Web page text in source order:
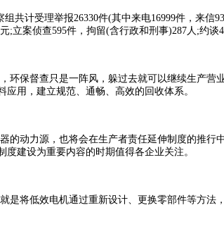
计受理举报26330件(其中来电16999件，来信
;立案侦查595件，拘留(含行政和刑事)287人;约谈
保督查只是一阵风，躲过去就可以继续生产营业
应用，建立规范、通畅、高效的回收体系。
动力源，也将会在生产者责任延伸制度的推行中
度建设为重要内容的时期值得各企业关注。
将低效电机通过重新设计、更换零部件等方法